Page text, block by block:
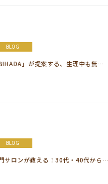
BLOG
」が提案する、生理中も無…
BLOG
サロンが教える！30代・40代から…